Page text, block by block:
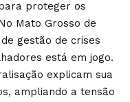
proteger os
Mato Grosso de
gestão de crises
está em jogo.
explicam sua
ampliando a tensão